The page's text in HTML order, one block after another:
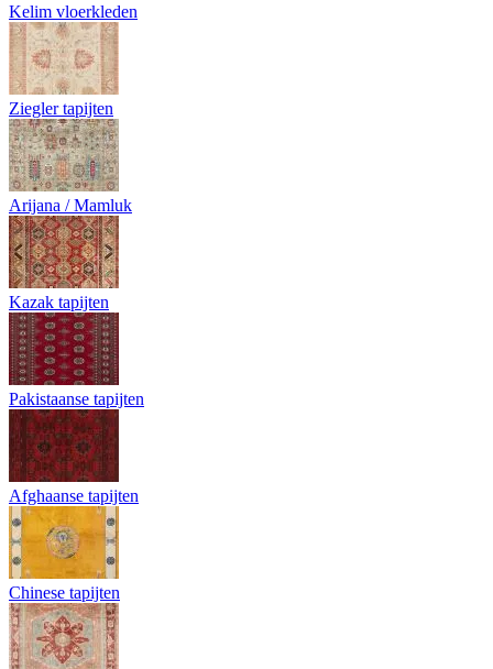
Kelim vloerkleden
Ziegler tapijten
Arijana / Mamluk
Kazak tapijten
Pakistaanse tapijten
Afghaanse tapijten
Chinese tapijten